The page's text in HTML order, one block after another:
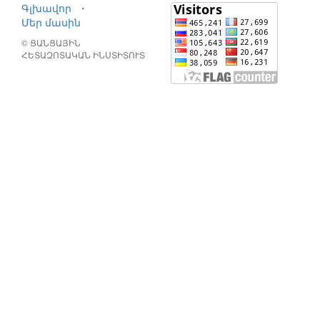
Գլխավոր
⋅
Մեր մասին
© ՑԱՆՑԱՅԻՆ
ՀԵՏԱԶՈՏԱԿԱՆ ԻՆՍՏԻՏՈՒՏ